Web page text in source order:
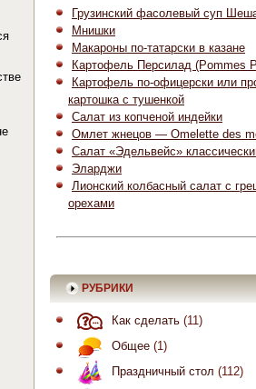
Грузинский фасолевый суп
Мнишки
Макароны по-татарски в казане
Картофель Персилад (Pommes
Картофель по-офицерски или
картошка с тушенкой
Салат из копченой индейки
Омлет жнецов — Omelette des
Салат «Эдельвейс»
Эларджи
Лионский колбасный салат с
орехами
РУБРИКИ
Как сделать (11)
Общее (1)
Праздничный стол (112)